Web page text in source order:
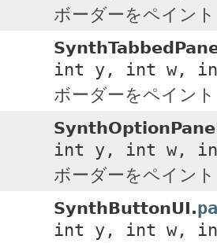
ボーダーをペイン
int y, int w,
ボーダーをペイン
int y, int w,
ボーダーをペイン
SynthButtonUI.
int y, int w,